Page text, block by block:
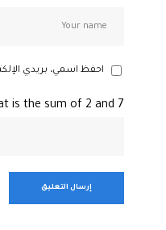
احفظ اسمي، بريدي
is the sum of 2 and 7?*